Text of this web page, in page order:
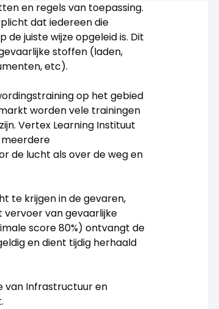
en regels van toepassing.
dat iedereen die
juiste wijze opgeleid is. Dit
stoffen (laden,
etc).
op het gebied
worden vele trainingen
Vertex Learning Instituut
meerdere
de lucht als over de weg en
te krijgen in de gevaren,
van gevaarlijke
score 80%) ontvangt de
en dient tijdig herhaald
van Infrastructuur en